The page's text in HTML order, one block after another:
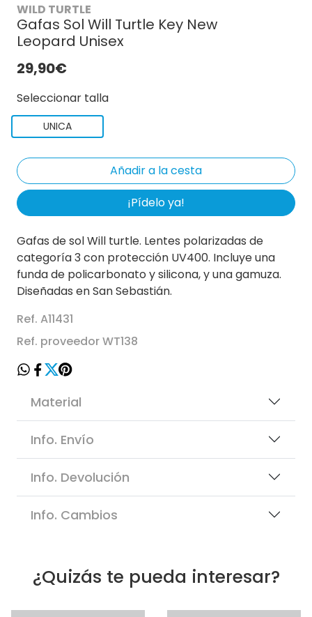
WILD TURTLE
Gafas Sol Will Turtle Key New
Leopard Unisex
29,90€
Seleccionar talla
UNICA
¡Pídelo ya!
Gafas de sol Will turtle. Lentes polarizadas de
categoría 3 con protección UV400. Incluye una
funda de policarbonato y silicona, y una gamuza.
Diseñadas en San Sebastián.
Ref. A11431
Ref. proveedor WT138
Material
Info. Envío
Info. Devolución
Info. Cambios
¿Quizás te pueda interesar?